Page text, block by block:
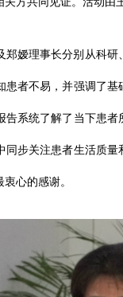
嫒理事长分别从科
者不易，并强调了
系统了解了当下患者
步关注患者生活质
心的感谢。